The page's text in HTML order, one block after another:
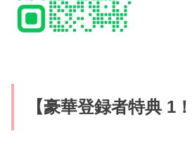
【豪華登録者特典 1！